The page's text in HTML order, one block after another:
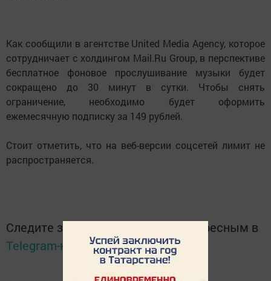
Как сообщили в агентстве United Media Agency, которое
сотрудничает с холдингом Mail.Ru Group, в перспективе
бесплатное фоновое прослушивание музыки будет
сокращено до 30 минут в сутки. Чтобы снять
ограничение, необходимо будет оформить
ежемесячную подписку за 149 рублей.
Стоит отметить, что на веб-версии соцсетей лимит не
распространяется.
Следите за самым важным и интересным в
Telegram-каналеТатмедиа